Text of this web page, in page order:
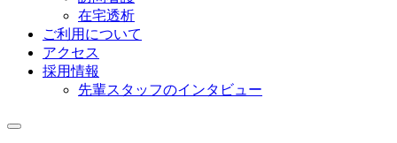
在宅透析
ご利用について
アクセス
採用情報
先輩スタッフのインタビュー